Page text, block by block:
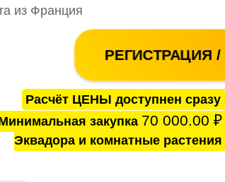
из Франция
РЕГИСТРАЦИЯ /
Расчёт ЦЕНЫ доступнен сразу
закупка 70 000.00 ₽
Эквадора и комнатные